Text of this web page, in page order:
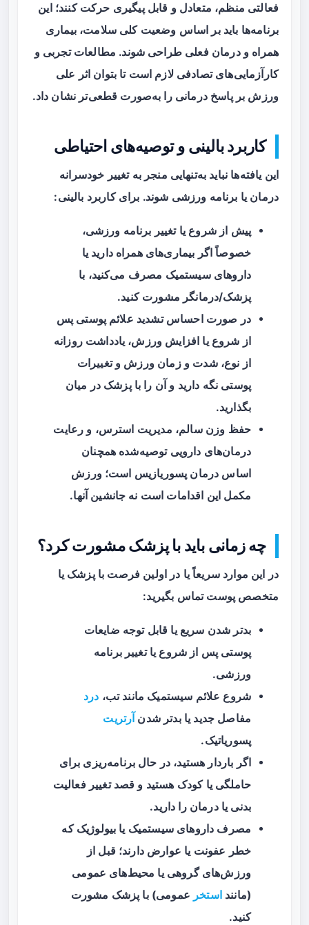
فعالتی منظم، متعادل و قابل پیگیری حرکت کنند؛ این
برنامه‌ها باید بر اساس وضعیت کلی سلامت، بیماری
همراه و درمان‌ فعلی طراحی شوند. مطالعات تجربی و
کارآزمایی‌های تصادفی لازم است تا بتوان اثر علی
ورزش بر پاسخ درمانی را به‌صورت قطعی‌تر نشان داد.
کاربرد بالینی و توصیه‌های احتیاطی
این یافته‌ها نباید به‌تنهایی منجر به تغییر خودسرانه
درمان یا برنامه ورزشی شوند. برای کاربرد بالینی:
پیش از شروع یا تغییر برنامه ورزشی،
خصوصاً اگر بیماری‌های همراه دارید یا
داروهای سیستمیک مصرف می‌کنید، با
پزشک/درمانگر مشورت کنید.
در صورت احساس تشدید علائم پوستی پس
از شروع یا افزایش ورزش، یادداشت روزانه
از نوع، شدت و زمان ورزش و تغییرات
پوستی نگه دارید و آن را با پزشک در میان
بگذارید.
حفظ وزن سالم، مدیریت استرس، و رعایت
درمان‌های دارویی توصیه‌شده همچنان
اساس درمان پسوریازیس است؛ ورزش
مکمل این اقدامات است نه جانشین آنها.
چه زمانی باید با پزشک مشورت کرد؟
در این موارد سریعاً یا در اولین فرصت با پزشک یا
متخصص پوست تماس بگیرید:
بدتر شدن سریع یا قابل توجه ضایعات
پوستی پس از شروع یا تغییر برنامه
ورزشی.
شروع علائم سیستمیک مانند تب، درد
مفاصل جدید یا بدتر شدن آرتریت
پسوریاتیک.
اگر باردار هستید، در حال برنامه‌ریزی برای
حاملگی یا کودک هستید و قصد تغییر فعالیت
بدنی یا درمان را دارید.
مصرف داروهای سیستمیک یا بیولوژیک که
خطر عفونت یا عوارض دارند؛ قبل از
ورزش‌های گروهی یا محیط‌های عمومی
(ماننداستخر عمومی) با پزشک مشورت
کنید.